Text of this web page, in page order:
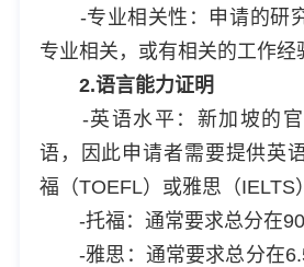
-专业相关性：申请的研
专业相关，或有相关的工作经
2.语言能力证明
-英语水平：新加坡的官
语，因此申请者需要提供英
福（TOEFL）或雅思（IELTS
-托福：通常要求总分在90
-雅思：通常要求总分在